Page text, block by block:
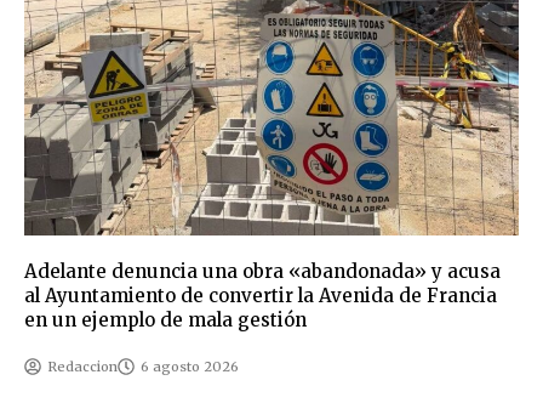
Adelante denuncia una obra «abandonada» y acusa
al Ayuntamiento de convertir la Avenida de Francia
en un ejemplo de mala gestión
Redaccion 6 agosto 2026